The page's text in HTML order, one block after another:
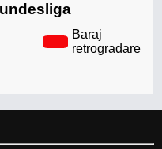
Baraj
retrogradare